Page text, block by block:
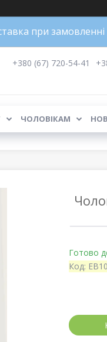
при замовленні
+380 (67) 720-54-41
ЧОЛОВІКАМ
Готово
Код: